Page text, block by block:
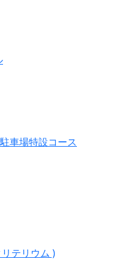
車場特設コース
テリウム )